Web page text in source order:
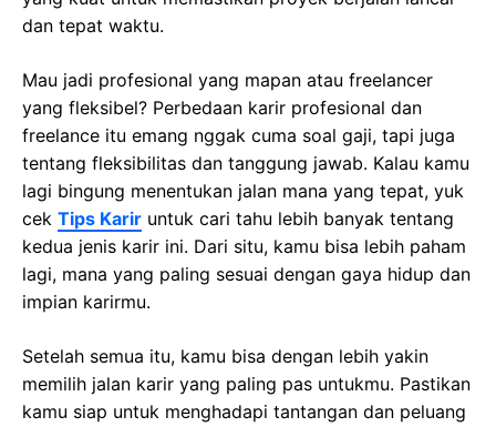
dan tepat waktu.
Mau jadi profesional yang mapan atau freelancer
yang fleksibel? Perbedaan karir profesional dan
freelance itu emang nggak cuma soal gaji, tapi juga
tentang fleksibilitas dan tanggung jawab. Kalau kamu
lagi bingung menentukan jalan mana yang tepat, yuk
cek Tips Karir untuk cari tahu lebih banyak tentang
kedua jenis karir ini. Dari situ, kamu bisa lebih paham
lagi, mana yang paling sesuai dengan gaya hidup dan
impian karirmu.
Setelah semua itu, kamu bisa dengan lebih yakin
memilih jalan karir yang paling pas untukmu. Pastikan
kamu siap untuk menghadapi tantangan dan peluang